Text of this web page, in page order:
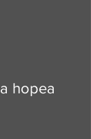
hopea